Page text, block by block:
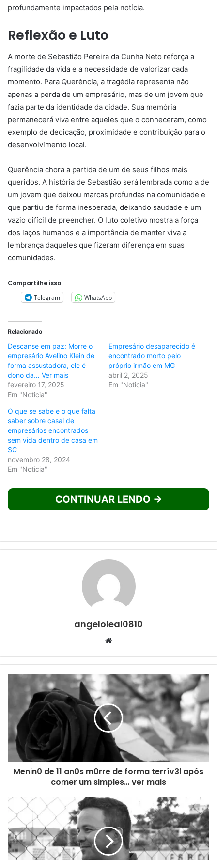
profundamente impactados pela notícia.
Reflexão e Luto
A morte de Sebastião Pereira da Cunha Neto reforça a
fragilidade da vida e a necessidade de valorizar cada
momento. Para Querência, a tragédia representa não
apenas a perda de um empresário, mas de um jovem que
fazia parte da identidade da cidade. Sua memória
permanecerá viva entre aqueles que o conheceram, como
exemplo de dedicação, proximidade e contribuição para o
desenvolvimento local.
Querência chora a partida de um de seus filhos mais
queridos. A história de Sebastião será lembrada como a de
um jovem que deixou marcas profundas na comunidade e
que partiu de forma inesperada, deixando saudade e um
vazio difícil de preencher. O luto coletivo mostra a força
dos laços humanos e a importância de manter viva a
lembrança daqueles que fizeram diferença em suas
comunidades.
Compartilhe isso:
Telegram
WhatsApp
Relacionado
Descanse em paz: Morre o
empresário Avelino Klein de
forma assustadora, ele é
dono da… Ver mais
fevereiro 17, 2025
Em "Noticia"
Empresário desaparecido é
encontrado morto pelo
próprio irmão em MG
abril 2, 2025
Em "Noticia"
O que se sabe e o que falta
saber sobre casal de
empresários encontrados
sem vida dentro de casa em
SC
novembro 28, 2024
Em "Noticia"
CONTINUAR LENDO →
angeloleal0810
Website
Menin0 de 11 an0s m0rre de forma terrív3l após
comer um simples… Ver mais